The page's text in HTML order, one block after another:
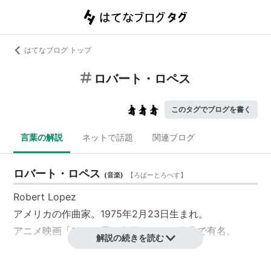
はてなブログ トップ
ロバート・ロペス
このタグでブログを書く
言葉の解説 ネットで話題 関連ブログ
ロバート・ロペス (音楽) 【ろばーとろぺす】
Robert Lopez
アメリカの作曲家。1975年2月23日生まれ。
アニメ映画「アナと雪の女王」などの作曲で有名。
解説の続きを読む